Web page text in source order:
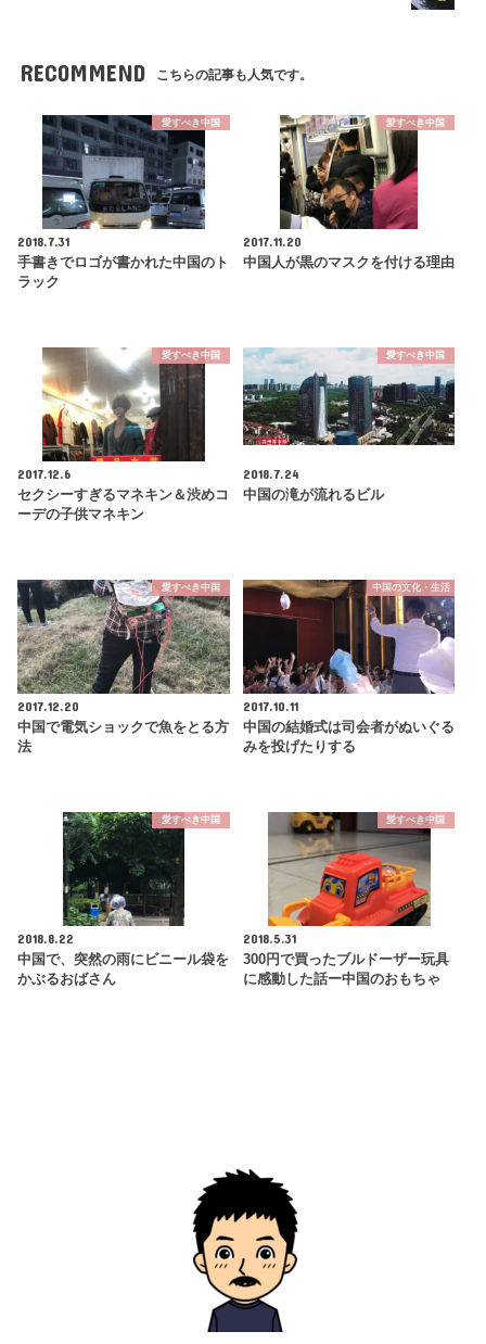
RECOMMEND こちらの記事も人気です。
愛すべき中国
2018.7.31
手書きでロゴが書かれた中国のト
ラック
愛すべき中国
2017.11.20
中国人が黒のマスクを付ける理由
愛すべき中国
2017.12.6
セクシーすぎるマネキン＆渋めコ
ーデの子供マネキン
愛すべき中国
2018.7.24
中国の滝が流れるビル
愛すべき中国
2017.12.20
中国で電気ショックで魚をとる方
法
中国の文化・生活
2017.10.11
中国の結婚式は司会者がぬいぐる
みを投げたりする
愛すべき中国
2018.8.22
中国で、突然の雨にビニール袋を
かぶるおばさん
愛すべき中国
2018.5.31
300円で買ったブルドーザー玩具
に感動した話ー中国のおもちゃ